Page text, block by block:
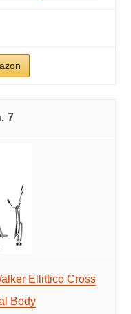
7
Ellittico Cross
Body